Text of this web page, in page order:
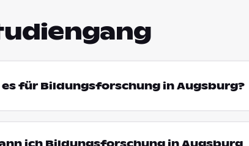
für Bildungsforschung in Augsburg?